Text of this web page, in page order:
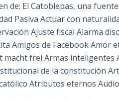
de: El Catoblepas, una
Pasiva Actuar con
Ajuste fiscal Alarma
Amigos de Facebook Amor
macht frei Armas
de la constitución
Atributos eternos